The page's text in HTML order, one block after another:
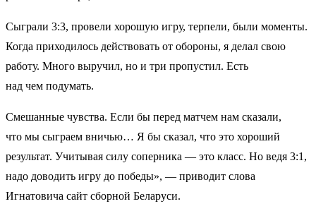
Сыграли 3:3, провели хорошую игру, терпели, были моменты.
Когда приходилось действовать от обороны, я делал свою
работу. Много выручил, но и три пропустил. Есть
над чем подумать.
Смешанные чувства. Если бы перед матчем нам сказали,
что мы сыграем вничью… Я бы сказал, что это хороший
результат. Учитывая силу соперника — это класс. Но ведя 3:1,
надо доводить игру до победы», — приводит слова
Игнатовича сайт сборной Беларуси.